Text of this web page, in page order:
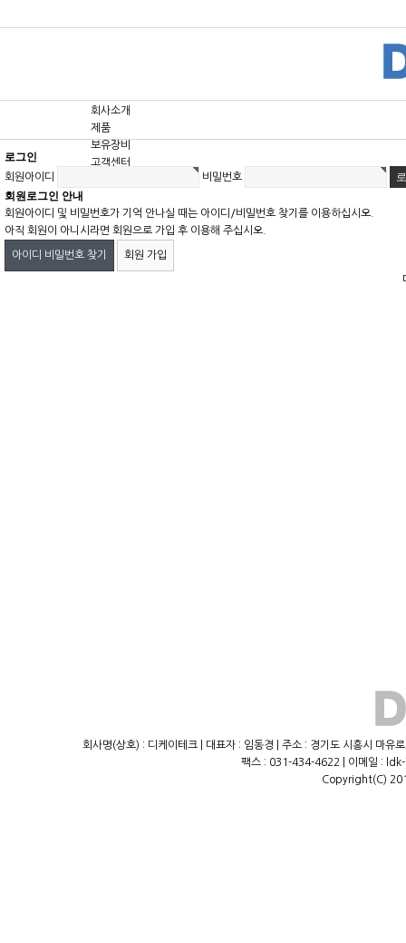
회사소개
제품
보유장비
고객센터
로그인
회원아이디 비밀번호
회원로그인 안내
회원아이디 및 비밀번호가 기억 안나실 때는 아이디/비밀번호 찾기를 이용하십시오.
아직 회원이 아니시라면 회원으로 가입 후 이용해 주십시오.
아이디 비밀번호 찾기 회원 가입
회사명(상호) : 디케이테크 | 대표자 : 임동경 | 주소 : 경기도 시흥시 마
팩스 : 031-434-4622 | 이메일 :
Copyright(C)